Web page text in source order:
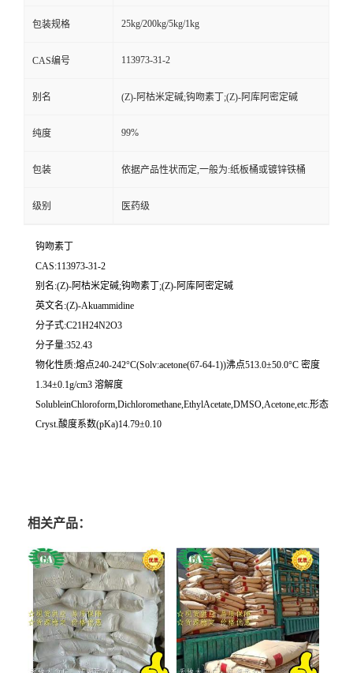
包装规格 25kg/200kg/5kg/1kg
CAS编号 113973-31-2
别名 (Z)-阿枯米定碱;钩吻素丁;(Z)-阿库阿密定碱
纯度 99%
包装 依据产品性状而定,一般为:纸板桶或镀锌铁桶
级别 医药级
钩吻素丁
CAS:113973-31-2
别名:(Z)-阿枯米定碱;钩吻素丁;(Z)-阿库阿密定碱
英文名:(Z)-Akuammidine
分子式:C21H24N2O3
分子量:352.43
物化性质:熔点240-242°C(Solv:acetone(67-64-1))沸点513.0±50.0°C 密度
1.34±0.1g/cm3 溶解度
SolubleinChloroform,Dichloromethane,EthylAcetate,DMSO,Acetone,etc.形态
Cryst.酸度系数(pKa)14.79±0.10
相关产品：